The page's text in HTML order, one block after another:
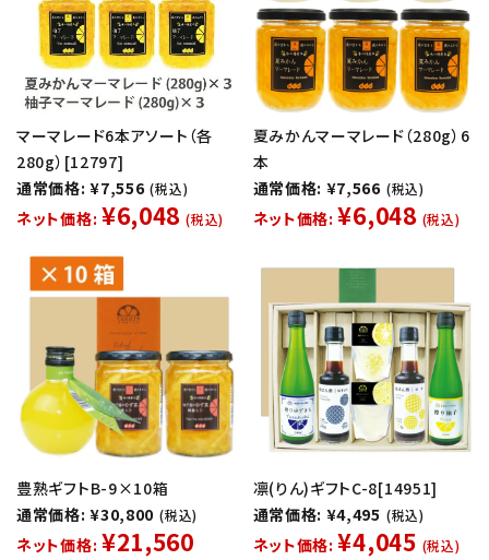
マーマレード6本アソート（各
280g）[12797]
通常価格: ¥7,556 (税込)
ネット価格: ¥6,048 (税込)
夏みかんマーマレード（280g）6
本
通常価格: ¥7,566 (税込)
ネット価格: ¥6,048 (税込)
豊熟ギフトB-9×10箱
通常価格: ¥30,800 (税込)
ネット価格: ¥21,560
凛(りん)ギフトC-8[14951]
通常価格: ¥4,495 (税込)
ネット価格: ¥4,045 (税込)